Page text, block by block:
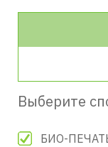
Выберите
БИО-